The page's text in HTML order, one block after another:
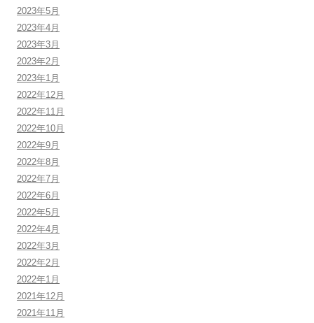
2023年5月
2023年4月
2023年3月
2023年2月
2023年1月
2022年12月
2022年11月
2022年10月
2022年9月
2022年8月
2022年7月
2022年6月
2022年5月
2022年4月
2022年3月
2022年2月
2022年1月
2021年12月
2021年11月